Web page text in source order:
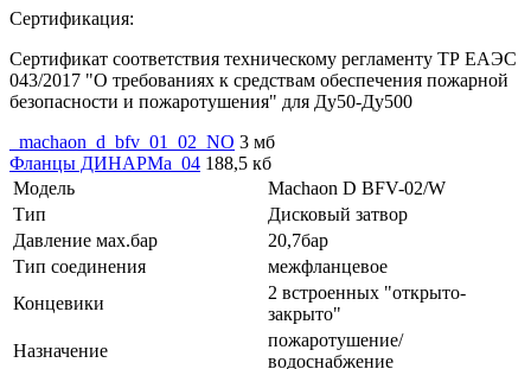
Сертификация:
Сертификат соответствия техническому регламенту ТР ЕАЭС
043/2017 "О требованиях к средствам обеспечения пожарной
безопасности и пожаротушения" для Ду50-Ду500
_machaon_d_bfv_01_02_NO 3 мб
Фланцы ДИНАРМа_04 188,5 кб
Модель
Machaon D BFV-02/W
Тип
Дисковый затвор
Давление мах.бар
20,7бар
Тип соединения
межфланцевое
Концевики
2 встроенных "открыто-
закрыто"
Назначение
пожаротушение/
водоснабжение